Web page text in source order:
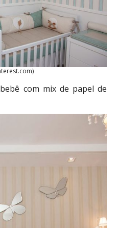
com mix de papel de